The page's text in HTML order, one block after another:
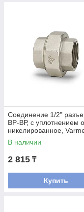
Соединение 1/2"
ВР-ВР, с уплотнением
никелированное,
В наличии
2 815 ₸
Купить